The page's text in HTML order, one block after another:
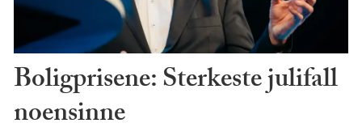
Boligprisene: Sterkeste julifall
noensinne